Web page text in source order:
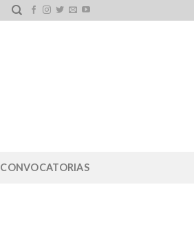
CONVOCATORIAS